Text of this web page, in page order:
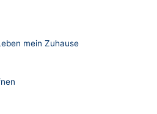
mein Zuhause